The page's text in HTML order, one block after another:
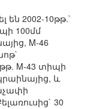
2002-10թթ.`
100մմ
M-46
M-43 տիպի
և
30